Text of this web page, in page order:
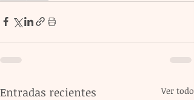
Entradas recientes Ver todo